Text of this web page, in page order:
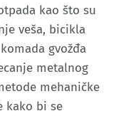
kao što su
veša, bicikla
gvožđa
metalnog
mehaničke
kako bi se